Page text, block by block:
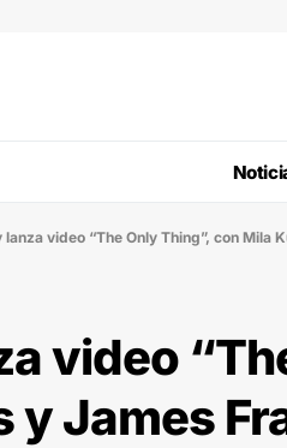
lanza video “The Only Thing”, con Mila
video
y James